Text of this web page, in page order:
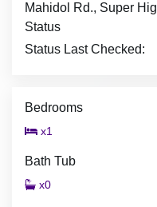
Mahidol Rd., Super
Status
Status Last Checked:
Bedrooms
x1
Bath Tub
x0